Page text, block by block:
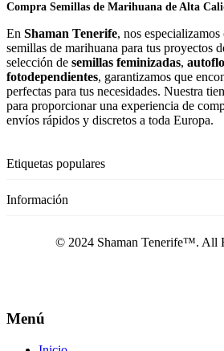
Compra Semillas de Marihuana de Alta
En Shaman Tenerife, nos
semillas de marihuana para tus proyectos
selección de semillas feminizadas,
fotodependientes, garantizamos que
perfectas para tus necesidades. Nuestra
para proporcionar una experiencia de
envíos rápidos y discretos a toda Europa.
Etiquetas populares
Información
© 2024 Shaman Tenerife™. All
Menú